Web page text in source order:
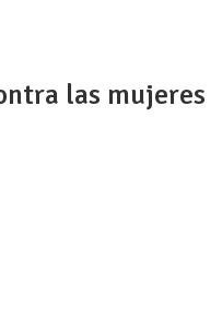
las mujeres